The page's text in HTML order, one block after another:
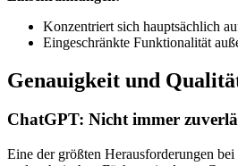
Konzentriert sich hauptsächlich
Eingeschränkte Funktionalität
Genauigkeit und
ChatGPT: Nicht immer
Eine der größten Herausforderungen